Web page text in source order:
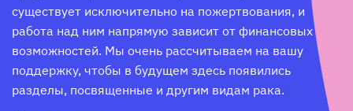
существует исключительно на пожертвования, и
работа над ним напрямую зависит от финансовых
возможностей. Мы очень рассчитываем на вашу
поддержку, чтобы в будущем здесь появились
разделы, посвященные и другим видам рака.